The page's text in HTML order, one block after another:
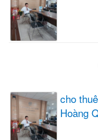
cho
Hoàng